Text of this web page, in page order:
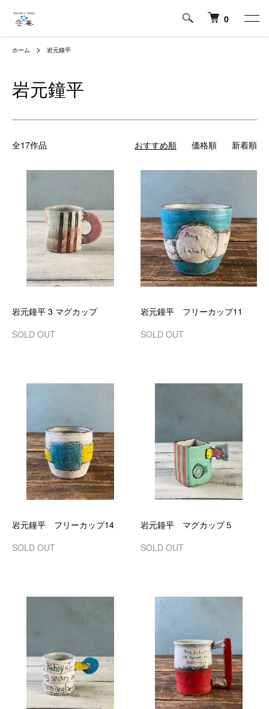
0
ホーム 岩元鐘平
岩元鐘平
全17作品 おすすめ順 価格順 新着順
岩元鐘平 3 マグカップ
SOLD OUT
岩元鐘平 フリーカップ11
SOLD OUT
岩元鐘平 フリーカップ14
SOLD OUT
岩元鐘平 マグカップ５
SOLD OUT